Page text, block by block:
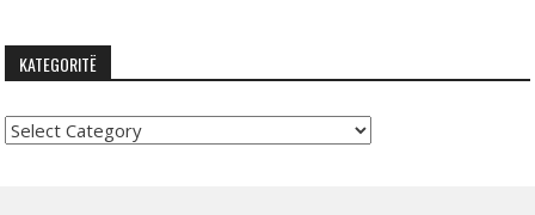
KATEGORITË
Kategoritë